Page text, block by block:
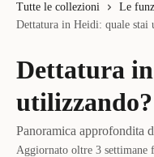
Tutte le collezioni
Le
Dettatura in Heidi: quale stai
Dettatura
utilizzando?
Panoramica approfondita
Aggiornato oltre 3 settimane